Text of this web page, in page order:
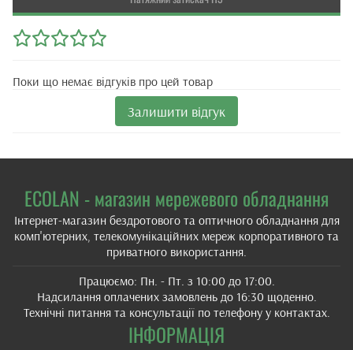
Поки що немає відгуків про цей товар
Залишити відгук
ECOLAN - магазин мережевого обладнання
Інтернет-магазин бездротового та оптичного обладнання для
комп'ютерних, телекомунікаційних мереж корпоративного та
приватного використання.
Працюємо: Пн. - Пт. з 10:00 до 17:00.
Надсилання оплачених замовлень до 16:30 щоденно.
Технічні питання та консультації по телефону у контактах.
ІНФОРМАЦІЯ